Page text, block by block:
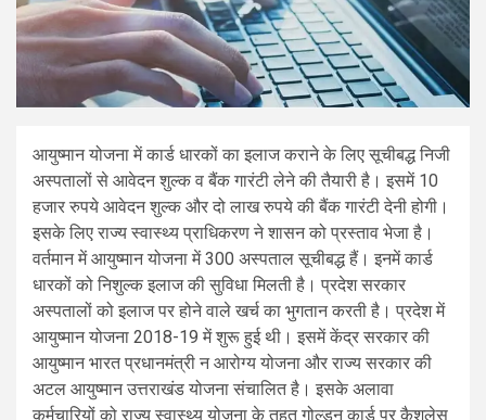
आयुष्मान योजना में कार्ड धारकों का इलाज कराने के लिए सूचीबद्ध निजी
अस्पतालों से आवेदन शुल्क व बैंक गारंटी लेने की तैयारी है। इसमें 10
हजार रुपये आवेदन शुल्क और दो लाख रुपये की बैंक गारंटी देनी होगी।
इसके लिए राज्य स्वास्थ्य प्राधिकरण ने शासन को प्रस्ताव भेजा है।
वर्तमान में आयुष्मान योजना में 300 अस्पताल सूचीबद्ध हैं। इनमें कार्ड
धारकों को निशुल्क इलाज की सुविधा मिलती है। प्रदेश सरकार
अस्पतालों को इलाज पर होने वाले खर्च का भुगतान करती है। प्रदेश में
आयुष्मान योजना 2018-19 में शुरू हुई थी। इसमें केंद्र सरकार की
आयुष्मान भारत प्रधानमंत्री न आरोग्य योजना और राज्य सरकार की
अटल आयुष्मान उत्तराखंड योजना संचालित है। इसके अलावा
कर्मचारियों को राज्य स्वास्थ्य योजना के तहत गोल्डन कार्ड पर कैशलेस